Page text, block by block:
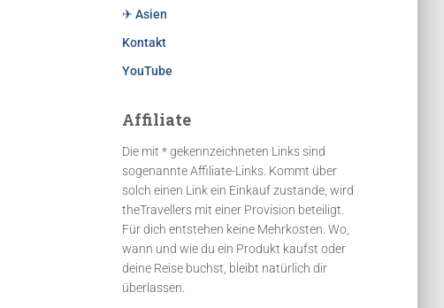
✈ Asien
Kontakt
YouTube
Affiliate
Die mit * gekennzeichneten Links sind
sogenannte Affiliate-Links. Kommt über
solch einen Link ein Einkauf zustande, wird
theTravellers mit einer Provision beteiligt.
Für dich entstehen keine Mehrkosten. Wo,
wann und wie du ein Produkt kaufst oder
deine Reise buchst, bleibt natürlich dir
überlassen.